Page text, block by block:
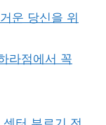
운 당신을 위
라점에서 꼭